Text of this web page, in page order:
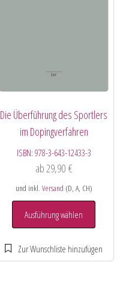
Die Überführung des Sportlers
im Dopingverfahren
ISBN: 978-3-643-12433-3
ab 29,90 €
und inkl. Versand (D, A, CH)
Ausführung wählen